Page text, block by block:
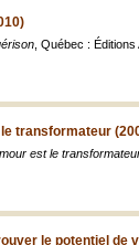
, Québec :
transformateur
est le
le potentiel de